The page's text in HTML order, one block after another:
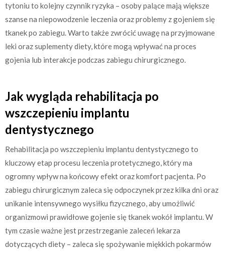
tytoniu to kolejny czynnik ryzyka – osoby palące mają większe
szanse na niepowodzenie leczenia oraz problemy z gojeniem się
tkanek po zabiegu. Warto także zwrócić uwagę na przyjmowane
leki oraz suplementy diety, które mogą wpływać na proces
gojenia lub interakcje podczas zabiegu chirurgicznego.
Jak wygląda rehabilitacja po
wszczepieniu implantu
dentystycznego
Rehabilitacja po wszczepieniu implantu dentystycznego to
kluczowy etap procesu leczenia protetycznego, który ma
ogromny wpływ na końcowy efekt oraz komfort pacjenta. Po
zabiegu chirurgicznym zaleca się odpoczynek przez kilka dni oraz
unikanie intensywnego wysiłku fizycznego, aby umożliwić
organizmowi prawidłowe gojenie się tkanek wokół implantu. W
tym czasie ważne jest przestrzeganie zaleceń lekarza
dotyczących diety – zaleca się spożywanie miękkich pokarmów